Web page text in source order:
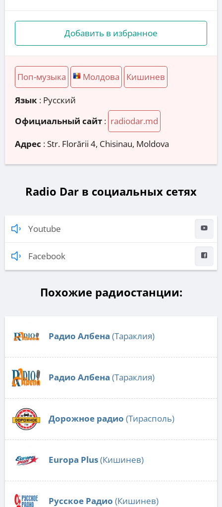
Добавить в избранное
Поп-музыка Молдова Кишинев
Язык : Русский
Официальный сайт : radiodar.md
Адрес :Str. Florării 4, Chisinau, Moldova
Radio Dar в социальных сетях
Youtube
Facebook
Похожие радиостанции:
Радио Албена (Тараклия)
Радио Албена (Тараклия)
Дорожное радио (Тирасполь)
Europa Plus(Кишинев)
Русское Радио (Кишинев)